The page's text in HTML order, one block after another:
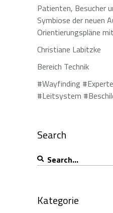
Patienten, Besucher
Symbiose der neuen
Orientierungspläne
Christiane Labitzke
Bereich Technik
#Wayfinding
#Leitsystem
Search
Search
for:
Kategorie